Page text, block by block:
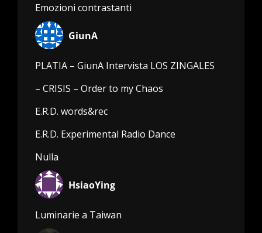
Emozioni contrastanti
GiunA
PLATIA – GiunA Intervista LOS ZINGALES
– CRISIS – Order to my Chaos
E.R.D. words&rec
E.R.D. Experimental Radio Dance
Nulla
HsiaoYing
Luminarie a Taiwan